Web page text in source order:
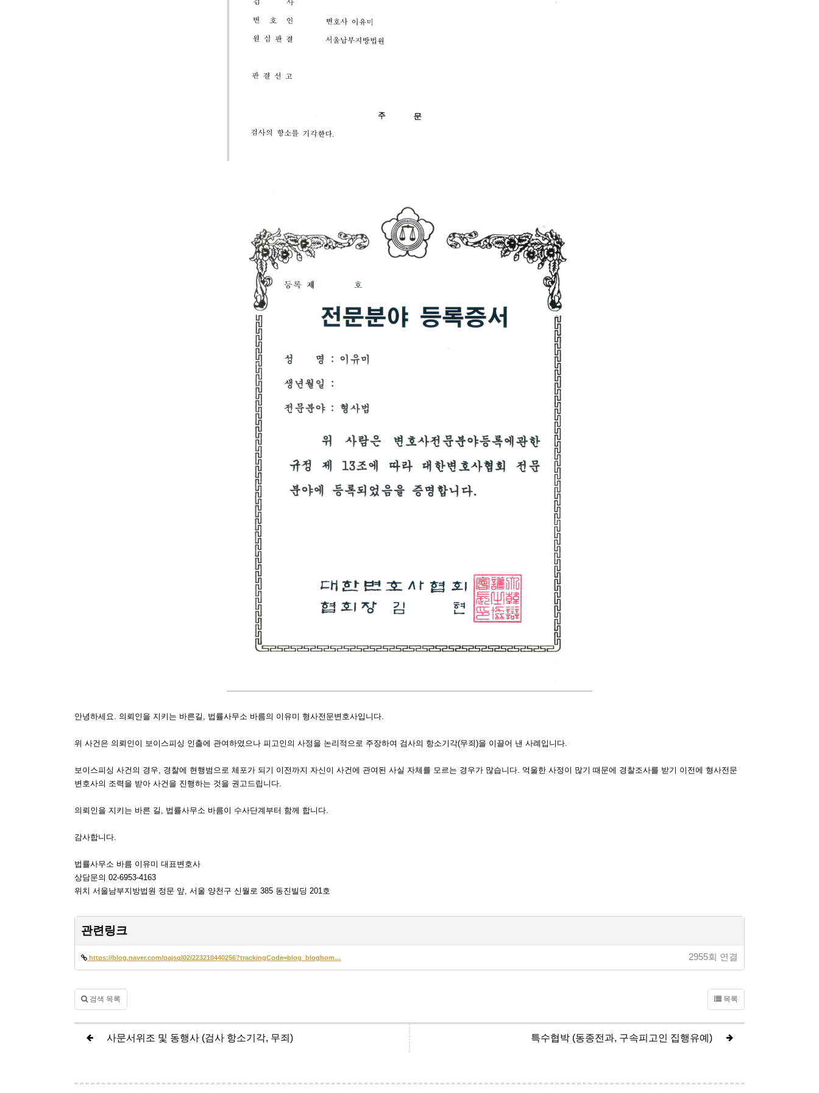
안녕하세요. 의뢰인을 지키는 바른길, 법률사무소 바름의 이유미 형사전문변호사입니다.
위 사건은 의뢰인이 보이스피싱 인출에 관여하였으나 피고인의 사정을 논리적으로 주장하여 검사의 항소기각(무죄)을 이끌어 낸 사례입니다.
보이스피싱 사건의 경우, 경찰에 현행범으로 체포가 되기 이전까지 자신이 사건에 관여된 사실 자체를 모르는 경우가 많습니다. 억울한 사정이 많기 때문에 경찰조사를 받기 이전에 형사전문
변호사의 조력을 받아 사건을 진행하는 것을 권고드립니다.
의뢰인을 지키는 바른 길, 법률사무소 바름이 수사단계부터 함께 합니다.
감사합니다.
법률사무소 바름 이유미 대표변호사
상담문의 02-6953-4163
위치 서울남부지방법원 정문 앞, 서울 양천구 신월로 385 동진빌딩 201호
관련링크
https://blog.naver.com/pajsql02/223210440256?trackingCode=blog_bloghom… 2955회 연결
검색 목록 목록
사문서위조 및 동행사 (검사 항소기각, 무죄) 특수협박 (동종전과, 구속피고인 집행유예)